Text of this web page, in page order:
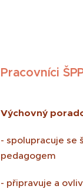
Pracovníci
Výchovný
- spolupracuje se
pedagogem
- připravuje a